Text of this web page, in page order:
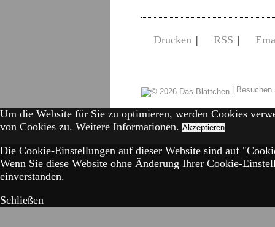
Drucken | RSS |
|
Um die Website für Sie zu optimieren, werden Cookies
von Cookies zu. Weitere Informationen. Akzeptieren
Die Cookie-Einstellungen auf dieser Website sind auf
Wenn Sie diese Website ohne Änderung Ihrer Cookie-
einverstanden.
Schließen